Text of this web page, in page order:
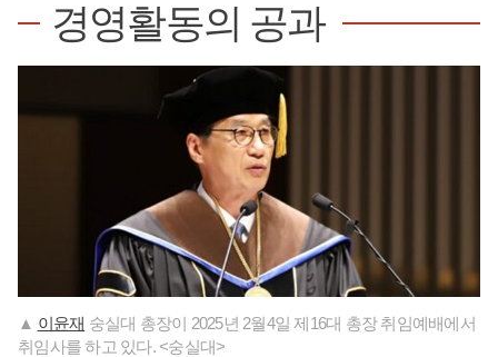
경영활동의 공과
▲ 이윤재 숭실대 총장이 2025년 2월4일 제16대 총장 취임예배에서
취임사를 하고 있다. <숭실대>